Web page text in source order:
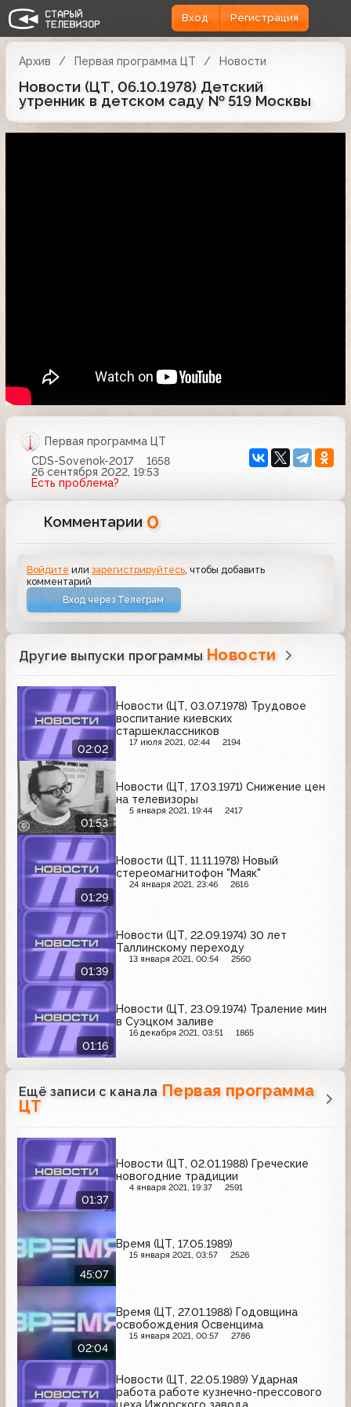
Вход Регистрация
Архив Первая программа ЦТ Новости
Новости (ЦТ, 06.10.1978) Детский
утренник в детском саду № 519 Москвы
Первая программа ЦТ
CDS-Sovenok-2017
1658
26 сентября 2022, 19:53
Есть проблема?
Комментарии 0
Войдите илизарегистрируйтесь , чтобы добавить
комментарий
Вход через Телеграм
Другие выпуски программы Новости
02:02
Новости (ЦТ, 03.07.1978) Трудовое
воспитание киевских
старшеклассников
17 июля 2021, 02:44 2194
01:53
Новости (ЦТ, 17.03.1971) Снижение цен
на телевизоры
5 января 2021, 19:44 2417
01:29
Новости (ЦТ, 11.11.1978) Новый
стереомагнитофон "Маяк"
24 января 2021, 23:46 2616
01:39
Новости (ЦТ, 22.09.1974) 30 лет
Таллинскому переходу
13 января 2021, 00:54 2560
01:16
Новости (ЦТ, 23.09.1974) Траление мин
в Суэцком заливе
16 декабря 2021, 03:51 1865
Ещё записи с канала Первая программа
ЦТ
01:37
Новости (ЦТ, 02.01.1988) Греческие
новогодние традиции
4 января 2021, 19:37 2591
45:07
Время (ЦТ, 17.05.1989)
15 января 2021, 03:57 2526
02:04
Время (ЦТ, 27.01.1988) Годовщина
освобождения Освенцима
15 января 2021, 00:57 2786
Новости (ЦТ, 22.05.1989) Ударная
работа работе кузнечно-прессового